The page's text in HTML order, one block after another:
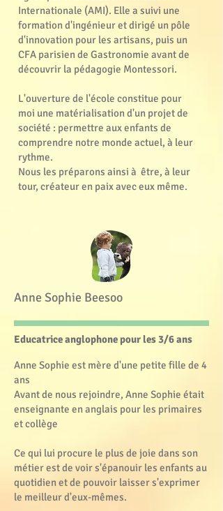
Internationale (AMI). Elle a suivi une
formation d'ingénieur et dirigé un pôle
d'innovation pour les artisans, puis un
CFA parisien de Gastronomie avant de
découvrir la pédagogie Montessori.​
L'ouverture de l'école constitue pour
moi une matérialisation d'un projet de
société : permettre aux enfants de
comprendre notre monde actuel, à leur
rythme.
Nous les préparons ainsi à être, à leur
tour, créateur en paix avec eux même.
Anne Sophie Beesoo
Educatrice anglophone pour les 3/6 ans
Anne Sophie est mère d'une petite fille de 4
ans
Avant de nous rejoindre, Anne Sophie était
enseignante en anglais pour les primaires
et collège
Ce qui lui procure le plus de joie dans son
métier est de voir s'épanouir les enfants au
quotidien et de pouvoir laisser s'exprimer
le meilleur d'eux-mêmes.